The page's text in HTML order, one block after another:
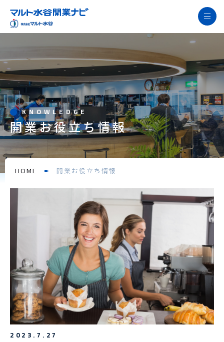
開業無料相談窓口
よくあるご質問
お問い合わせ
飲食店開業の流れ徹底解説
サービス紹介
開業サポート事例
開業お役立ち情報
お役立ち資料
HOME 開業お役立ち情報
KNOWLEDGE
開業お役立ち情報
2023.7.27